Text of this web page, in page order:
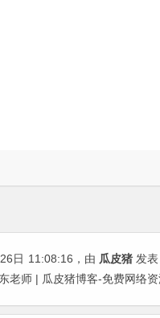
日 11:08:16 ，由 瓜皮猪 发表
老师 | 瓜皮猪博客-免费网络